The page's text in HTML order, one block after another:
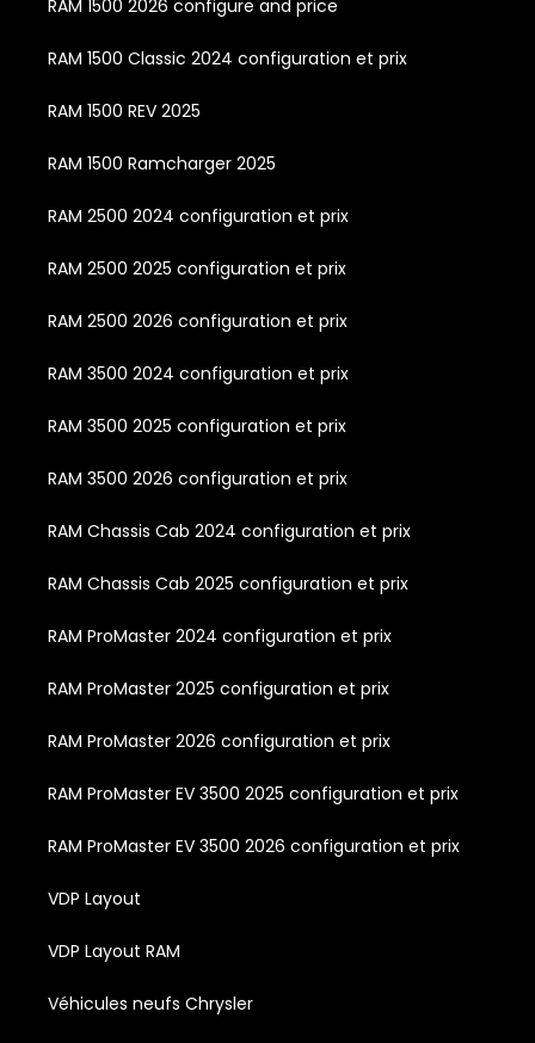
RAM 1500 2026 configure and price
RAM 1500 Classic 2024 configuration et prix
RAM 1500 REV 2025
RAM 1500 Ramcharger 2025
RAM 2500 2024 configuration et prix
RAM 2500 2025 configuration et prix
RAM 2500 2026 configuration et prix
RAM 3500 2024 configuration et prix
RAM 3500 2025 configuration et prix
RAM 3500 2026 configuration et prix
RAM Chassis Cab 2024 configuration et prix
RAM Chassis Cab 2025 configuration et prix
RAM ProMaster 2024 configuration et prix
RAM ProMaster 2025 configuration et prix
RAM ProMaster 2026 configuration et prix
RAM ProMaster EV 3500 2025 configuration et prix
RAM ProMaster EV 3500 2026 configuration et prix
VDP Layout
VDP Layout RAM
Véhicules neufs Chrysler